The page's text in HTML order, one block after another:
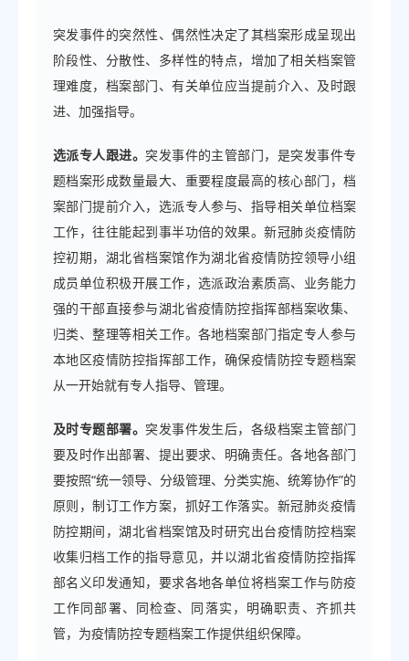
突发事件的突然性、偶然性决定了其档案形成呈现出
阶段性、分散性、多样性的特点，增加了相关档案管
理难度，档案部门、有关单位应当提前介入、及时跟
进、加强指导。
选派专人跟进。突发事件的主管部门，是突发事件专
题档案形成数量最大、重要程度最高的核心部门，档
案部门提前介入，选派专人参与、指导相关单位档案
工作，往往能起到事半功倍的效果。新冠肺炎疫情防
控初期，湖北省档案馆作为湖北省疫情防控领导小组
成员单位积极开展工作，选派政治素质高、业务能力
强的干部直接参与湖北省疫情防控指挥部档案收集、
归类、整理等相关工作。各地档案部门指定专人参与
本地区疫情防控指挥部工作，确保疫情防控专题档案
从一开始就有专人指导、管理。
及时专题部署。突发事件发生后，各级档案主管部门
要及时作出部署、提出要求、明确责任。各地各部门
要按照“统一领导、分级管理、分类实施、统筹协作”的
原则，制订工作方案，抓好工作落实。新冠肺炎疫情
防控期间，湖北省档案馆及时研究出台疫情防控档案
收集归档工作的指导意见，并以湖北省疫情防控指挥
部名义印发通知，要求各地各单位将档案工作与防疫
工作同部署、同检查、同落实，明确职责、齐抓共
管，为疫情防控专题档案工作提供组织保障。